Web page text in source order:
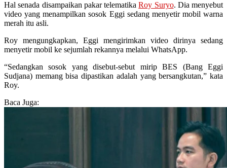
Hal senada disampaikan pakar telematikaRoy Suryo. Dia menyebut
video yang menampilkan sosok Eggi sedang menyetir mobil warna
merah itu asli.
Roy mengungkapkan, Eggi mengirimkan video dirinya sedang
menyetir mobil ke sejumlah rekannya melalui WhatsApp.
“Sedangkan sosok yang disebut-sebut mirip BES (Bang Eggi
Sudjana) memang bisa dipastikan adalah yang bersangkutan,” kata
Roy.
Baca Juga: